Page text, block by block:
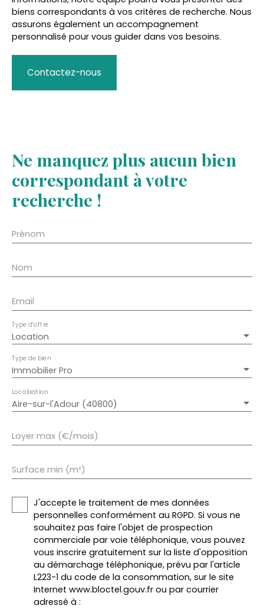
biens correspondants à vos critères de recherche. Nous
assurons également un accompagnement
personnalisé pour vous guider dans vos besoins.
Contactez-nous
Ne manquez plus aucun bien
correspondant à votre
recherche !
Prénom
Nom
Email
Location
Type d'offre
Immobilier Pro
Type de bien
Aire-sur-l'Adour (40800)
Localisation
Loyer max (€/mois)
Surface min (m²)
J'accepte le traitement de mes données
personnelles conformément au RGPD. Si vous ne
souhaitez pas faire l'objet de prospection
commerciale par voie téléphonique, vous pouvez
vous inscrire gratuitement sur la liste d'opposition
au démarchage téléphonique, prévu par l'article
L223-1 du code de la consommation, sur le site
Internet www.bloctel.gouv.fr ou par courrier
adressé à :